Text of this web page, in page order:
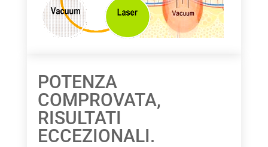
POTENZA
COMPROVATA,
RISULTATI
ECCEZIONALI.